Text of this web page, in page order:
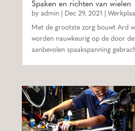
Spaken en richten van wielen
by admin Dec 29, 2021
Met de grootste zorg bouwt Ard
worden nauwkeurig op de door
aanbevolen spaakspanning